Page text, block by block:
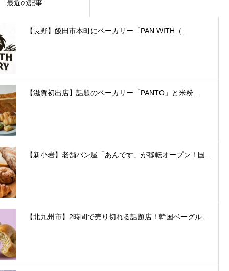
最近の記事
【長野】飯田市本町にベーカリー「PAN WITH（...
【滋賀初出店】話題のベーカリー「PANTO」と米粉...
【新小岩】老舗パン屋「あんです」が移転オープン！国...
【北九州市】2時間で売り切れる話題店！韓国ベーグル...